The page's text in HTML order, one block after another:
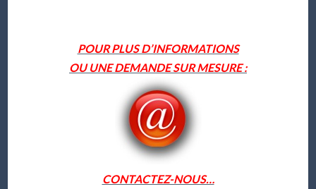
POUR PLUS D’INFORMATIONS
OU UNE DEMANDE SUR MESURE :
CONTACTEZ-NOUS…